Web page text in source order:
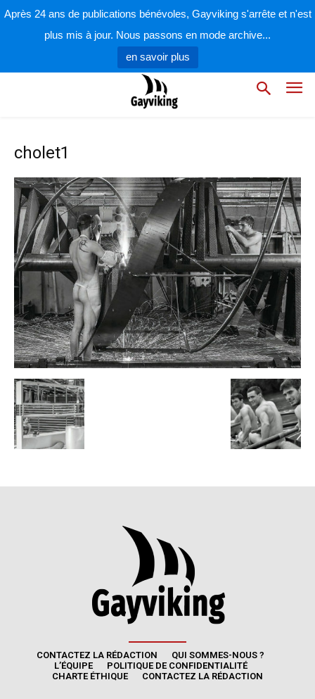
Après 24 ans de publications bénévoles, Gayviking s'arrête et n'est
plus mis à jour. Nous passons en mode archive...
en savoir plus
cholet1
CONTACTEZ LA RÉDACTION
QUI SOMMES-NOUS ?
L’ÉQUIPE
POLITIQUE DE CONFIDENTIALITÉ
CHARTE ÉTHIQUE
CONTACTEZ LA RÉDACTION